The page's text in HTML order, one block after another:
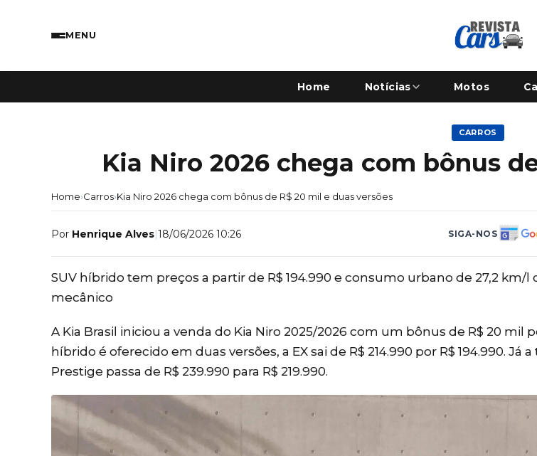
MENU
Home Notícias Motos
CARROS
Kia Niro 2026 chega com bônus
Home›Carros›Kia Niro 2026 chega com bônus de R$ 20 mil e duas versões
Por Henrique Alves|18/06/2026 10:26 SIGA-NOS
SUV híbrido tem preços a partir de R$ 194.990 e consumo urbano de 27,2 km/
mecânico
A Kia Brasil iniciou a venda do Kia Niro 2025/2026 com um bônus de R$ 20 mil
híbrido é oferecido em duas versões, a EX sai de R$ 214.990 por R$ 194.990. Já
Prestige passa de R$ 239.990 para R$ 219.990.